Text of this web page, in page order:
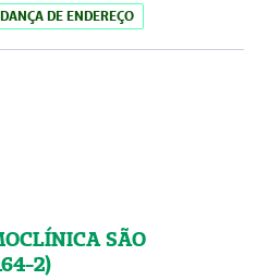
DE ENDEREÇO
SÃO
2)